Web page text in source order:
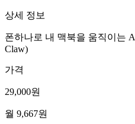
상세 정보
폰하나로 내 맥북을 움직이는
Claw)
가격
29,000원
월 9,667원